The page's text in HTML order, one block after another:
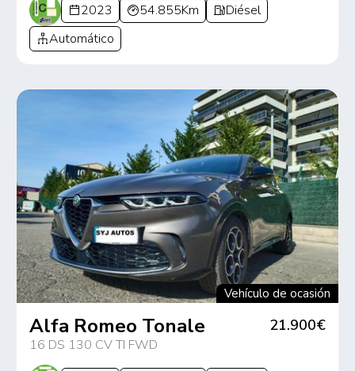
2023 54.855Km
Diésel
Automático
Vehículo de ocasión
Alfa Romeo Tonale
16 DS 130 CV TI FWD
21.900€